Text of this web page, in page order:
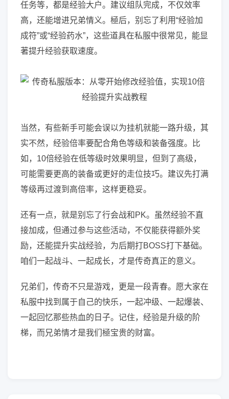
任务等，都是经验大户。建议组队完成，不仅效率
高，还能增进兄弟情义。極后，别忘了利用“经验加
成符”或“经验药水”，这些道具在私服中很常见，能显
著提升经验获取速度。
当然，有些新手可能会误以为挂机就能一路升级，其
实不然，经验倍率要配合角色等级和装备强度。比
如，10倍经验在低等级时效果明显，但到了高级，
可能需要更高的装备或更好的走位技巧。建议先打满
等级再过渡到高倍率，这样更稳妥。
还有一点，就是别忘了行会战和PK。虽然经验不直
接加成，但通过参与这些活动，不仅能获得额外奖
励，还能提升实战经验，为后期打BOSS打下基础。
咱们一起战斗、一起成长，才是传奇真正的意义。
兄弟们，传奇不只是游戏，更是一段青春。愿大家在
私服中找到属于自己的快乐，一起冲级、一起爆装、
一起回忆那些热血的日子。记住，经验是升级的阶
梯，而兄弟情才是我们極宝贵的财富。